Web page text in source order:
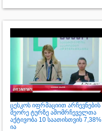
ცესკოს იფრმაციით არჩევნების
მეორე ტურზე ამომრჩეველთა
აქტივობა 10 საათისთვის 7,38%
ია